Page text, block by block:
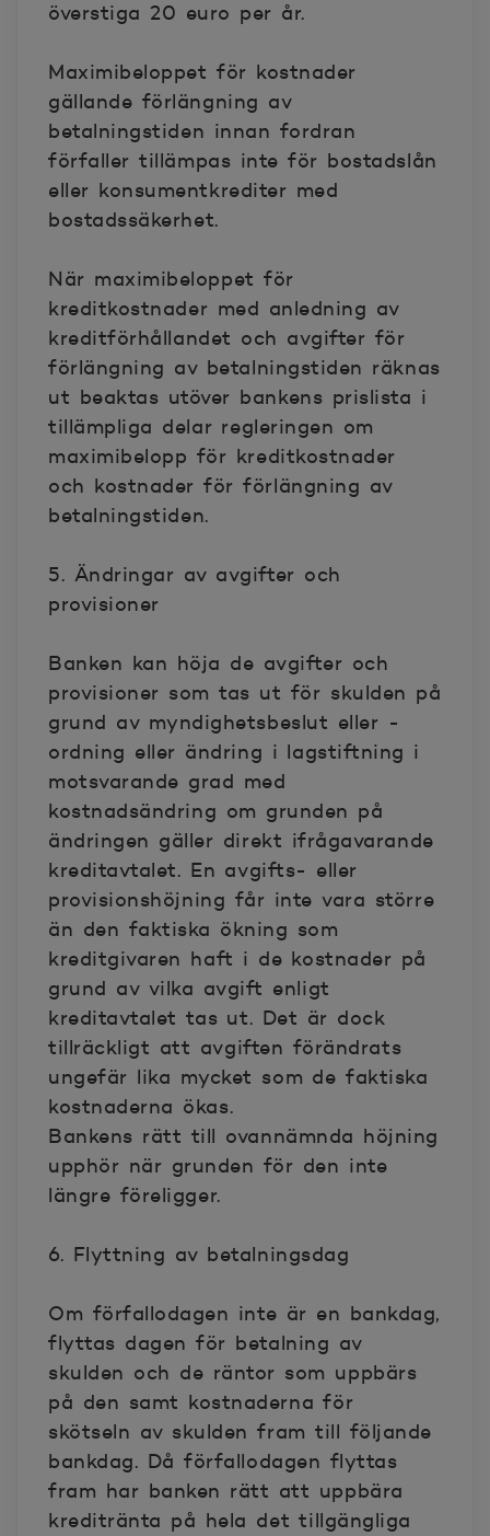
överstiga 20 euro per år.
Maximibeloppet för kostnader
gällande förlängning av
betalningstiden innan fordran
förfaller tillämpas inte för bostadslån
eller konsumentkrediter med
bostadssäkerhet.
När maximibeloppet för
kreditkostnader med anledning av
kreditförhållandet och avgifter för
förlängning av betalningstiden räknas
ut beaktas utöver bankens prislista i
tillämpliga delar regleringen om
maximibelopp för kreditkostnader
och kostnader för förlängning av
betalningstiden.
5. Ändringar av avgifter och
provisioner
Banken kan höja de avgifter och
provisioner som tas ut för skulden på
grund av myndighetsbeslut eller -
ordning eller ändring i lagstiftning i
motsvarande grad med
kostnadsändring om grunden på
ändringen gäller direkt ifrågavarande
kreditavtalet. En avgifts- eller
provisionshöjning får inte vara större
än den faktiska ökning som
kreditgivaren haft i de kostnader på
grund av vilka avgift enligt
kreditavtalet tas ut. Det är dock
tillräckligt att avgiften förändrats
ungefär lika mycket som de faktiska
kostnaderna ökas.
Bankens rätt till ovannämnda höjning
upphör när grunden för den inte
längre föreligger.
6. Flyttning av betalningsdag
Om förfallodagen inte är en bankdag,
flyttas dagen för betalning av
skulden och de räntor som uppbärs
på den samt kostnaderna för
skötseln av skulden fram till följande
bankdag. Då förfallodagen flyttas
fram har banken rätt att uppbära
kreditränta på hela det tillgängliga